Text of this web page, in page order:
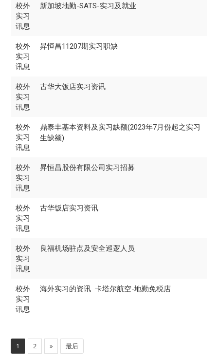
校外
实习
讯息
新加坡地勤-SATS-实习及就业
校外
实习
讯息
昇恒昌11207期实习职缺
校外
实习
讯息
古华大饭店实习资讯
校外
实习
讯息
鼎泰丰基本资料及实习缺额(2023年7月份起之实习
生缺额)
校外
实习
讯息
昇恒昌股份有限公司实习招募
校外
实习
讯息
古华饭店实习资讯
校外
实习
讯息
良福机场驻点及安全巡逻人员
校外
实习
讯息
海外实习的资讯卡塔尔航空-地勤免税店
1 2 » 最后